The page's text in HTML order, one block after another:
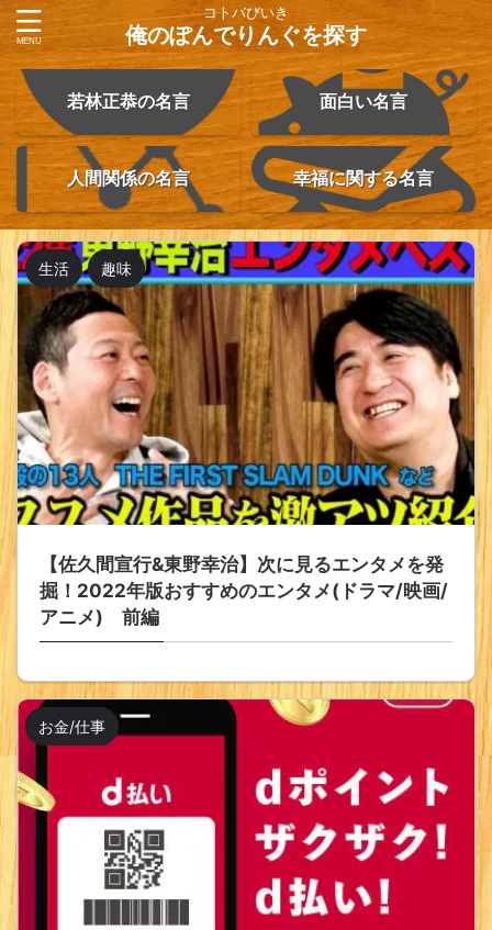
コトバびいき
俺のぽんでりんぐを探す
若林正恭の名言 面白い名言
人間関係の名言 幸福に関する名言
生活 趣味
【佐久間宣行&東野幸治】次に見るエンタメを発
掘！2022年版おすすめのエンタメ(ドラマ/映画/
アニメ) 前編
お金/仕事